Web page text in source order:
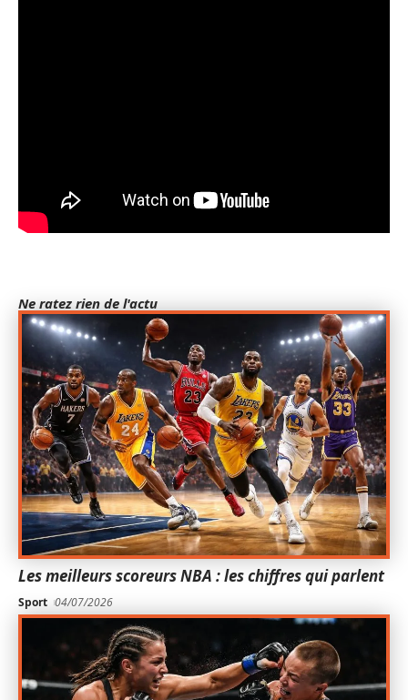
Ne ratez rien de l'actu
Les meilleurs scoreurs NBA : les chiffres qui parlent
Sport 04/07/2026